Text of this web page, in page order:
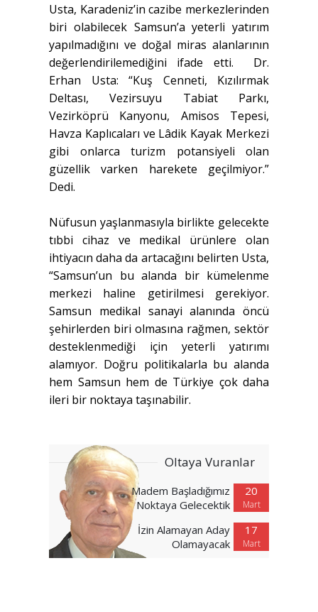
Usta, Karadeniz’in cazibe merkezlerinden
biri olabilecek Samsun’a yeterli yatırım
yapılmadığını ve doğal miras alanlarının
değerlendirilemediğini ifade etti. Dr.
Erhan Usta: “Kuş Cenneti, Kızılırmak
Deltası, Vezirsuyu Tabiat Parkı,
Vezirköprü Kanyonu, Amisos Tepesi,
Havza Kaplıcaları ve Lâdik Kayak Merkezi
gibi onlarca turizm potansiyeli olan
güzellik varken harekete geçilmiyor.”
Dedi.
Nüfusun yaşlanmasıyla birlikte gelecekte
tıbbi cihaz ve medikal ürünlere olan
ihtiyacın daha da artacağını belirten Usta,
“Samsun’un bu alanda bir kümelenme
merkezi haline getirilmesi gerekiyor.
Samsun medikal sanayi alanında öncü
şehirlerden biri olmasına rağmen, sektör
desteklenmediği için yeterli yatırımı
alamıyor. Doğru politikalarla bu alanda
hem Samsun hem de Türkiye çok daha
ileri bir noktaya taşınabilir.
Oltaya Vuranlar
20
Mart
Madem Başladığımız
Noktaya Gelecektik
17
Mart
İzin Alamayan Aday
Olamayacak